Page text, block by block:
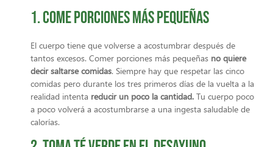
1. Come porciones más pequeñas
El cuerpo tiene que volverse a acostumbrar después de
tantos excesos. Comer porciones más pequeñas no quiere
decir saltarse comidas. Siempre hay que respetar las cinco
comidas pero durante los tres primeros días de la vuelta a la
realidad intenta reducir un poco la cantidad. Tu cuerpo poco
a poco volverá a acostumbrarse a una ingesta saludable de
calorías.